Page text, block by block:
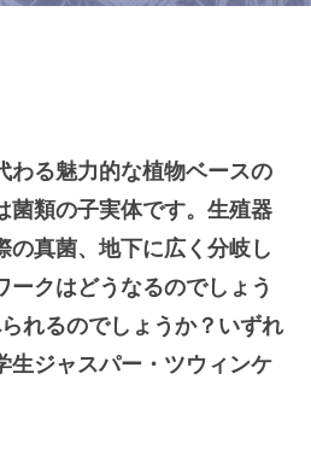
わる魅力的な植物ベースの
菌類の子実体です。生殖器
の真菌、地下に広く分岐し
ークはどうなるのでしょう
れるのでしょうか？いずれ
生ジャスパー・ツウィンケ